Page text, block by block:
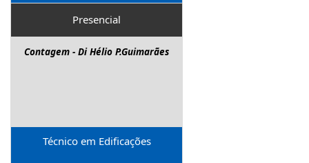
Presencial
Contagem - Di Hélio P.Guimarães
Técnico em Edificações